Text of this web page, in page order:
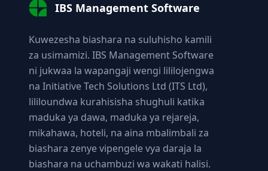
IBS Management Software
Kuwezesha biashara na suluhisho kamili
za usimamizi. IBS Management Software
ni jukwaa la wapangaji wengi lililojengwa
na Initiative Tech Solutions Ltd (ITS Ltd),
lililoundwa kurahisisha shughuli katika
maduka ya dawa, maduka ya rejareja,
mikahawa, hoteli, na aina mbalimbali za
biashara zenye vipengele vya daraja la
biashara na uchambuzi wa wakati halisi.